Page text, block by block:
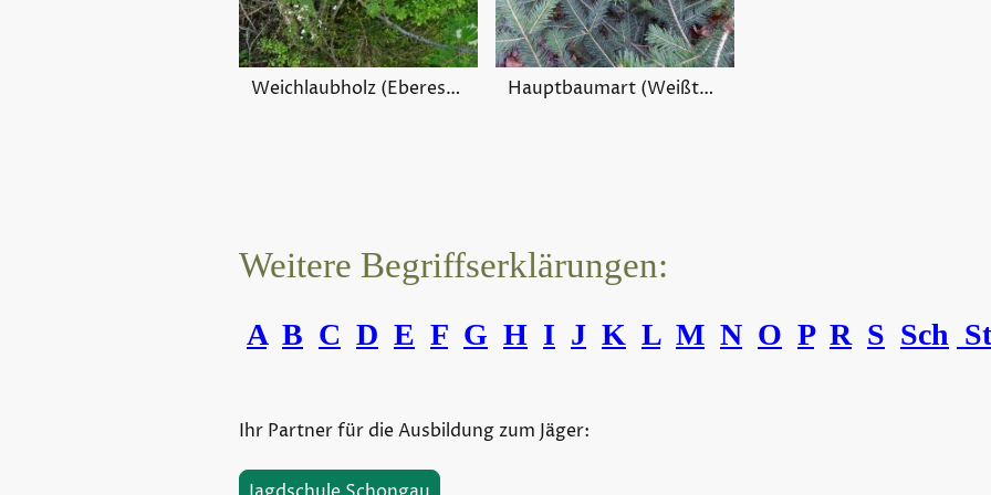
Weichlaubholz (Eberesche) Hauptbaumart (Weißtanne)
Weitere Begriffserklärungen:
A B C D E F G H I J K L M N O P R S Sch St
Ihr Partner für die Ausbildung zum Jäger: